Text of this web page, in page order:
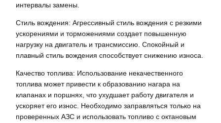
интервалы замены.
Стиль вождения: Агрессивный стиль вождения с резкими
ускорениями и торможениями создает повышенную
нагрузку на двигатель и трансмиссию. Спокойный и
плавный стиль вождения способствует снижению износа.
Качество топлива: Использование некачественного
топлива может привести к образованию нагара на
клапанах и поршнях, что ухудшает работу двигателя и
ускоряет его износ. Необходимо заправляться только на
проверенных АЗС и использовать топливо с октановым